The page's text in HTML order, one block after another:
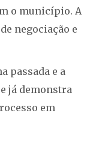
o município. A
negociação e
passada e a
já demonstra
em